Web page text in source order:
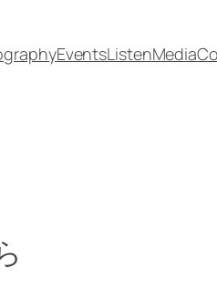
EventsListenMedia